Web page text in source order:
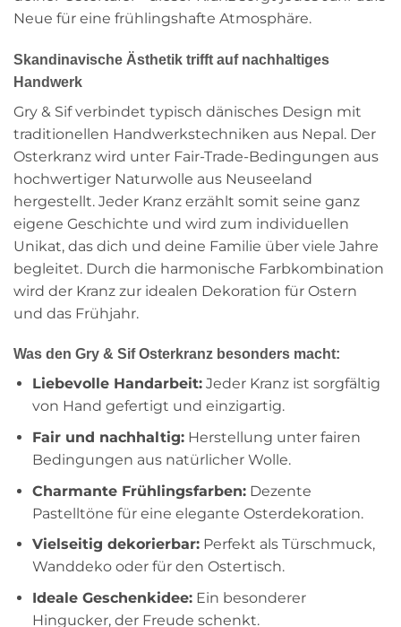
Neue für eine frühlingshafte Atmosphäre.
Skandinavische Ästhetik trifft auf nachhaltiges
Handwerk
Gry & Sif verbindet typisch dänisches Design mit
traditionellen Handwerkstechniken aus Nepal. Der
Osterkranz wird unter Fair-Trade-Bedingungen aus
hochwertiger Naturwolle aus Neuseeland
hergestellt. Jeder Kranz erzählt somit seine ganz
eigene Geschichte und wird zum individuellen
Unikat, das dich und deine Familie über viele Jahre
begleitet. Durch die harmonische Farbkombination
wird der Kranz zur idealen Dekoration für Ostern
und das Frühjahr.
Was den Gry & Sif Osterkranz besonders macht:
Liebevolle Handarbeit:Jeder Kranz ist sorgfältig
von Hand gefertigt und einzigartig.
Fair und nachhaltig:Herstellung unter fairen
Bedingungen aus natürlicher Wolle.
Charmante Frühlingsfarben:Dezente
Pastelltöne für eine elegante Osterdekoration.
Vielseitig dekorierbar:Perfekt als Türschmuck,
Wanddeko oder für den Ostertisch.
Ideale Geschenkidee:Ein besonderer
Hingucker, der Freude schenkt.